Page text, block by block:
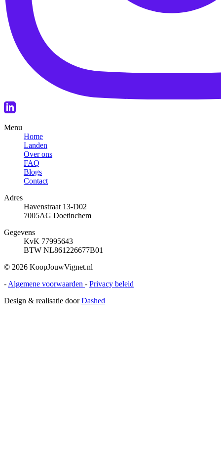
Menu
Home
Landen
Over ons
FAQ
Blogs
Contact
Adres
Havenstraat 13-D02
7005AG Doetinchem
Gegevens
KvK 77995643
BTW NL861226677B01
© 2026 KoopJouwVignet.nl
-Algemene voorwaarden - Privacy beleid
Design & realisatie doorDashed